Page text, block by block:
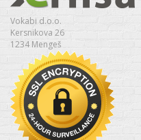
Vokabi d.o.o.
Kersnikova 26
1234 Mengeš